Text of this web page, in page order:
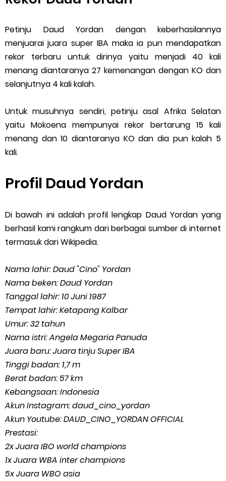
Petinju Daud Yordan dengan keberhasilannya
menjuarai juara super IBA maka ia pun mendapatkan
rekor terbaru untuk dirinya yaitu menjadi 40 kali
menang diantaranya 27 kemenangan dengan KO dan
selanjutnya 4 kali kalah.
Untuk musuhnya sendiri, petinju asal Afrika Selatan
yaitu Mokoena mempunyai rekor bertarung 15 kali
menang dan 10 diantaranya KO dan dia pun kalah 5
kali.
Profil Daud Yordan
Di bawah ini adalah profil lengkap Daud Yordan yang
berhasil kami rangkum dari berbagai sumber di internet
termasuk dari Wikipedia.
Nama lahir: Daud "Cino" Yordan
Nama beken: Daud Yordan
Tanggal lahir: 10 Juni 1987
Tempat lahir: Ketapang Kalbar
Umur: 32 tahun
Nama istri: Angela Megaria Panuda
Juara baru: Juara tinju Super IBA
Tinggi badan: 1,7 m
Berat badan: 57 km
Kebangsaan: Indonesia
Akun Instagram: daud_cino_yordan
Akun Youtube: DAUD_CINO_YORDAN OFFICIAL
Prestasi:
2x Juara IBO world champions
1x Juara WBA inter champions
5x Juara WBO asia